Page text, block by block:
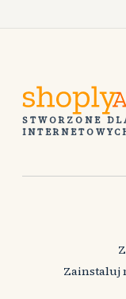
STWORZONE
Zainstaluj